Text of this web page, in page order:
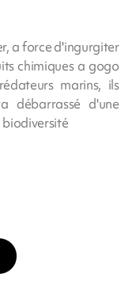
a force d'ingurgiter
chimiques a gogo
marins, ils
débarrassé d'une
biodiversité